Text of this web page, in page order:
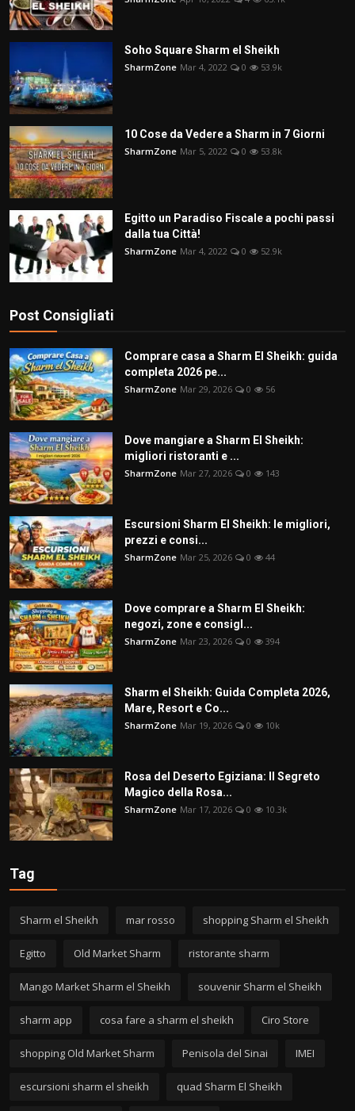
Soho Square Sharm el Sheikh
SharmZone Mar 4, 2022 0 53.9k
10 Cose da Vedere a Sharm in 7 Giorni
SharmZone Mar 5, 2022 0 53.8k
Egitto un Paradiso Fiscale a pochi passi
dalla tua Città!
SharmZone Mar 4, 2022 0 52.9k
Post Consigliati
Comprare casa a Sharm El Sheikh: guida
completa 2026 pe...
SharmZone Mar 29, 2026 0 56
Dove mangiare a Sharm El Sheikh:
migliori ristoranti e ...
SharmZone Mar 27, 2026 0 143
Escursioni Sharm El Sheikh: le migliori,
prezzi e consi...
SharmZone Mar 25, 2026 0 44
Dove comprare a Sharm El Sheikh:
negozi, zone e consigl...
SharmZone Mar 23, 2026 0 394
Sharm el Sheikh: Guida Completa 2026,
Mare, Resort e Co...
SharmZone Mar 19, 2026 0 10k
Rosa del Deserto Egiziana: Il Segreto
Magico della Rosa...
SharmZone Mar 17, 2026 0 10.3k
Tag
Sharm el Sheikh mar rosso shopping Sharm el Sheikh
Egitto Old Market Sharm ristorante sharm
Mango Market Sharm el Sheikh souvenir Sharm el Sheikh
sharm app cosa fare a sharm el sheikh Ciro Store
shopping Old Market Sharm Penisola del Sinai IMEI
escursioni sharm el sheikh quad Sharm El Sheikh